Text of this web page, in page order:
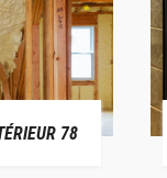
78